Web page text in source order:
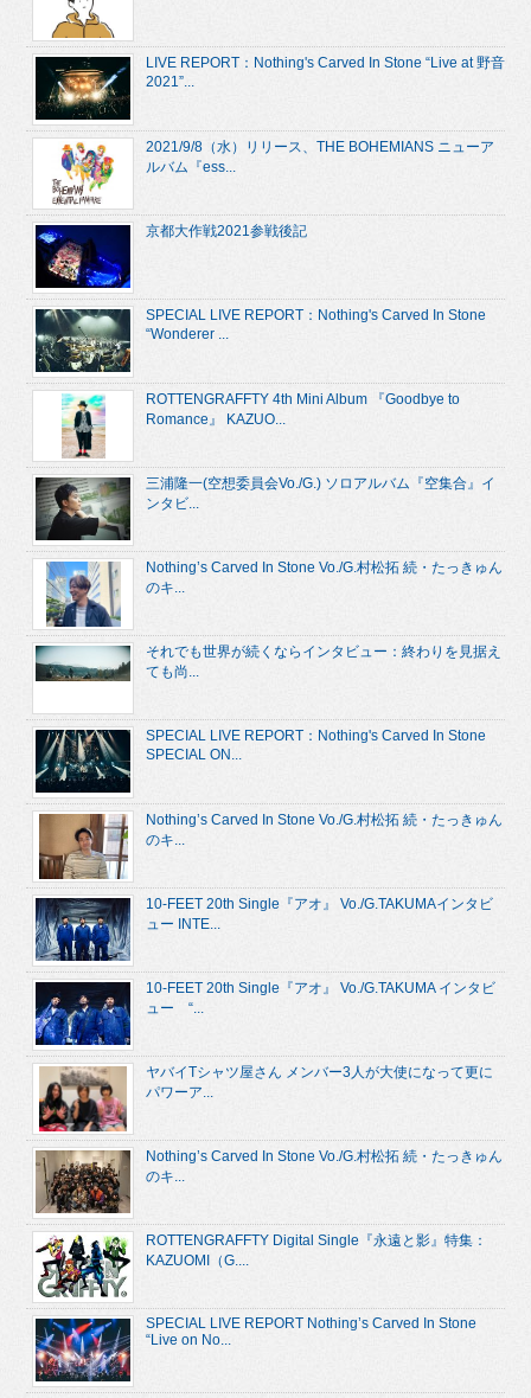
LIVE REPORT：Nothing's Carved In Stone “Live at 野音
2021”...
2021/9/8（水）リリース、THE BOHEMIANS ニューア
ルバム『ess...
京都大作戦2021参戦後記
SPECIAL LIVE REPORT：Nothing's Carved In Stone
“Wonderer ...
ROTTENGRAFFTY 4th Mini Album 『Goodbye to
Romance』 KAZUO...
三浦隆一(空想委員会Vo./G.) ソロアルバム『空集合』イ
ンタビ...
Nothing’s Carved In Stone Vo./G.村松拓 続・たっきゅん
のキ...
それでも世界が続くならインタビュー：終わりを見据え
ても尚...
SPECIAL LIVE REPORT：Nothing's Carved In Stone
SPECIAL ON...
Nothing’s Carved In Stone Vo./G.村松拓 続・たっきゅん
のキ...
10-FEET 20th Single『アオ』 Vo./G.TAKUMAインタビ
ュー INTE...
10-FEET 20th Single『アオ』 Vo./G.TAKUMA インタビ
ュー “...
ヤバイTシャツ屋さん メンバー3人が大使になって更に
パワーア...
Nothing’s Carved In Stone Vo./G.村松拓 続・たっきゅん
のキ...
ROTTENGRAFFTY Digital Single『永遠と影』特集：
KAZUOMI（G....
SPECIAL LIVE REPORT Nothing’s Carved In Stone
“Live on No...